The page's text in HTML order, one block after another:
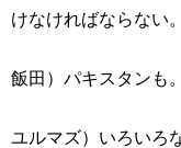
けなければならない。
飯田）パキスタンも。
ユルマズ）いろいろ